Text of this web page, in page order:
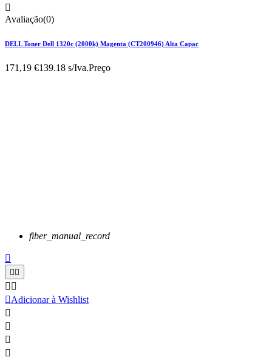

Avaliação(0)
DELL Toner Dell 1320c (2000k) Magenta (CT200946) Alta Capac
171,19 €139.18 s/Iva.Preço
fiber_manual_record

 
 
Adicionar à Wishlist



